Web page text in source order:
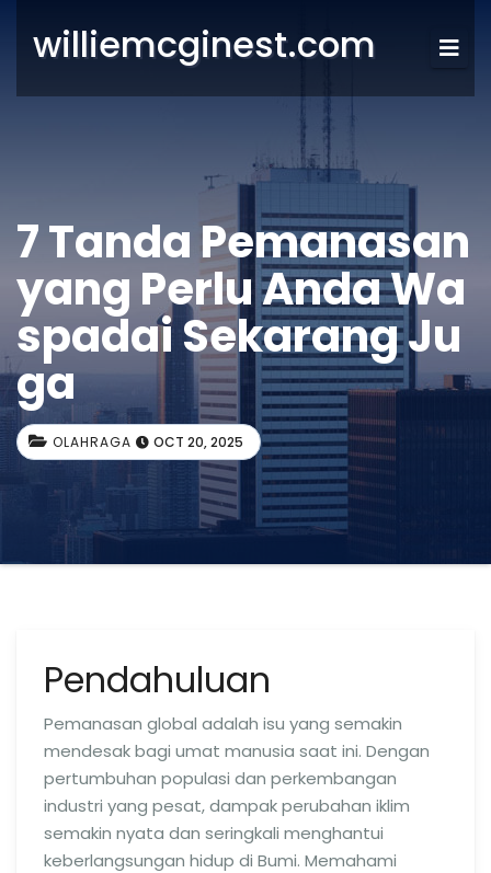
williemcginest.com
7 Tanda Pemanasan
yang Perlu Anda Wa
spadai Sekarang Ju
ga
OLAHRAGA OCT 20, 2025
Pendahuluan
Pemanasan global adalah isu yang semakin
mendesak bagi umat manusia saat ini. Dengan
pertumbuhan populasi dan perkembangan
industri yang pesat, dampak perubahan iklim
semakin nyata dan seringkali menghantui
keberlangsungan hidup di Bumi. Memahami